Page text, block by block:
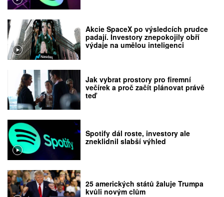
Akcie SpaceX po výsledcích prudce
padají. Investory znepokojily obří
výdaje na umělou inteligenci
Jak vybrat prostory pro firemní
večírek a proč začít plánovat právě
teď
Spotify dál roste, investory ale
zneklidnil slabší výhled
25 amerických států žaluje Trumpa
kvůli novým clům